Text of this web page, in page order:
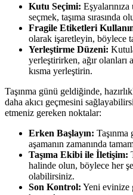
Kutu Seçimi:
seçmek, taşıma sırasında
Fragile Etiketleri
olarak işaretleyin, böylece
Yerleştirme Düzeni:
yerleştirirken, ağır olanları
kısma yerleştirin.
Taşınma günü geldiğinde,
daha akıcı geçmesini
etmeniz gereken noktalar:
Erken Başlayın: Taşınma
aşamanın zamanında
Taşıma Ekibi ile İletişim:
halinde olun, böylece her
olabilirsiniz.
Son Kontrol: Yeni evinize